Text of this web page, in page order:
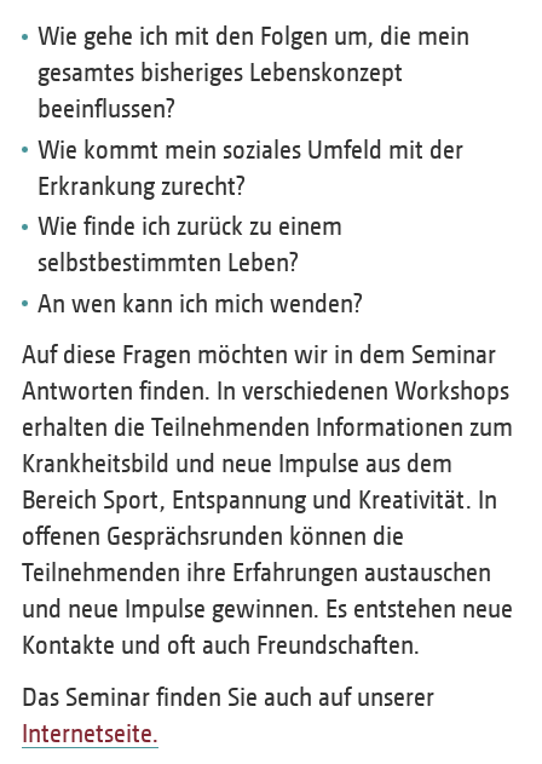
Wie gehe ich mit den Folgen um, die mein
gesamtes bisheriges Lebenskonzept
beeinflussen?
Wie kommt mein soziales Umfeld mit der
Erkrankung zurecht?
Wie finde ich zurück zu einem
selbstbestimmten Leben?
An wen kann ich mich wenden?
Auf diese Fragen möchten wir in dem Seminar
Antworten finden. In verschiedenen Workshops
erhalten die Teilnehmenden Informationen zum
Krankheitsbild und neue Impulse aus dem
Bereich Sport, Entspannung und Kreativität. In
offenen Gesprächsrunden können die
Teilnehmenden ihre Erfahrungen austauschen
und neue Impulse gewinnen. Es entstehen neue
Kontakte und oft auch Freundschaften.
Das Seminar finden Sie auch auf unserer
Internetseite.